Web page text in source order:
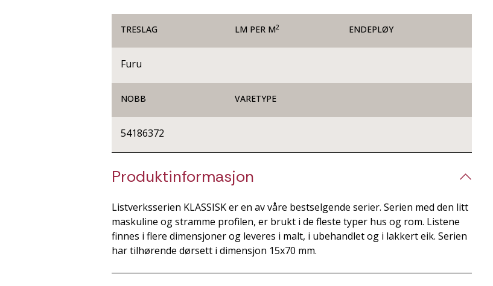
TRESLAG LM PER M2 ENDEPLØY
Furu
NOBB VARETYPE
54186372
Produktinformasjon
Listverksserien KLASSISK er en av våre bestselgende serier. Serien med den litt
maskuline og stramme profilen, er brukt i de fleste typer hus og rom. Listene
finnes i flere dimensjoner og leveres i malt, i ubehandlet og i lakkert eik. Serien
har tilhørende dørsett i dimensjon 15x70 mm.